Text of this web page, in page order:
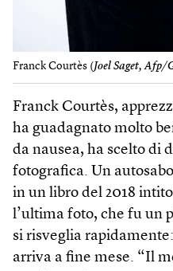
Franck Courtès (Joel Saget, Afp/
Franck Courtès,
ha guadagnato molto
da nausea, ha scelto di
fotografica. Un
in un libro del 2018
l’ultima foto, che fu un
si risveglia
arriva a fine mese. “Il